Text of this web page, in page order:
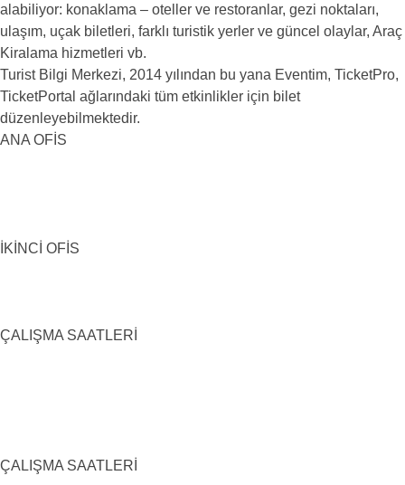
alabiliyor: konaklama – oteller ve restoranlar, gezi noktaları,
ulaşım, uçak biletleri, farklı turistik yerler ve güncel olaylar, Araç
Kiralama hizmetleri vb.
Turist Bilgi Merkezi, 2014 yılından bu yana Eventim, TicketPro,
TicketPortal ağlarındaki tüm etkinlikler için bilet
düzenleyebilmektedir.
ANA OFİS
İKİNCİ OFİS
ÇALIŞMA SAATLERİ
ÇALIŞMA SAATLERİ